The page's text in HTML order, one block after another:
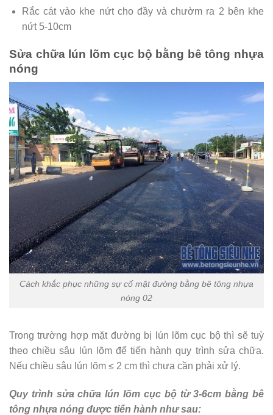
Rắc cát vào khe nứt cho đầy và chườm ra 2 bên khe
nứt 5-10cm
Sửa chữa lún lõm cục bộ bằng bê tông nhựa
nóng
Cách khắc phục những sự cố mặt đường bằng bê tông nhựa
nóng 02
Trong trường hợp mặt đường bị lún lõm cục bộ thì sẽ tuỳ
theo chiều sâu lún lõm để tiến hành quy trình sửa chữa.
Nếu chiều sâu lún lõm ≤ 2 cm thì chưa cần phải xử lý.
Quy trình sửa chữa lún lõm cục bộ từ 3-6cm bằng bê
tông nhựa nóng được tiến hành như sau: